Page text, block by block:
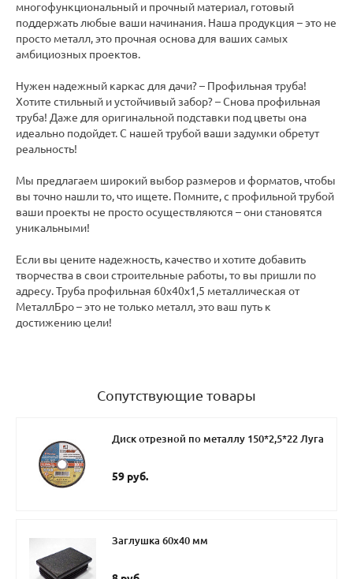
многофункциональный и прочный материал, готовый
поддержать любые ваши начинания. Наша продукция – это не
просто металл, это прочная основа для ваших самых
амбициозных проектов.
Нужен надежный каркас для дачи? – Профильная труба!
Хотите стильный и устойчивый забор? – Снова профильная
труба! Даже для оригинальной подставки под цветы она
идеально подойдет. С нашей трубой ваши задумки обретут
реальность!
Мы предлагаем широкий выбор размеров и форматов, чтобы
вы точно нашли то, что ищете. Помните, с профильной трубой
ваши проекты не просто осуществляются – они становятся
уникальными!
Если вы цените надежность, качество и хотите добавить
творчества в свои строительные работы, то вы пришли по
адресу. Труба профильная 60х40х1,5 металлическая от
МеталлБро – это не только металл, это ваш путь к
достижению цели!
Сопутствующие товары
Диск отрезной по металлу 150*2,5*22 Луга
59 руб.
Заглушка 60х40 мм